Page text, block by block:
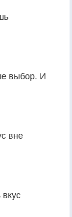
выбор. И
вне